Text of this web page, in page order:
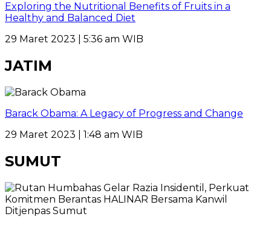
Exploring the Nutritional Benefits of Fruits in a
Healthy and Balanced Diet
29 Maret 2023 | 5:36 am WIB
JATIM
Barack Obama: A Legacy of Progress and Change
29 Maret 2023 | 1:48 am WIB
SUMUT